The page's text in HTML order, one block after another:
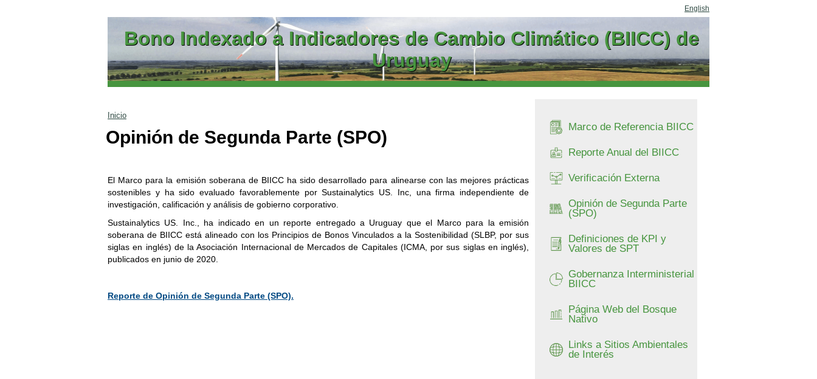
English
Bono Indexado a Indicadores de Cambio Climático (BIICC) de
Uruguay
Inicio
Opinión de Segunda Parte (SPO)
El Marco para la emisión soberana de BIICC ha sido desarrollado para alinearse con las mejores prácticas
sostenibles y ha sido evaluado favorablemente por Sustainalytics US. Inc, una firma independiente de
investigación, calificación y análisis de gobierno corporativo.
Sustainalytics US. Inc., ha indicado en un reporte entregado a Uruguay que el Marco para la emisión
soberana de BIICC está alineado con los Principios de Bonos Vinculados a la Sostenibilidad (SLBP, por sus
siglas en inglés) de la Asociación Internacional de Mercados de Capitales (ICMA, por sus siglas en inglés),
publicados en junio de 2020.
Reporte de Opinión de Segunda Parte (SPO).
Marco de Referencia BIICC
Reporte Anual del BIICC
Verificación Externa
Opinión de Segunda Parte
(SPO)
Definiciones de KPI y
Valores de SPT
Gobernanza Interministerial
BIICC
Página Web del Bosque
Nativo
Links a Sitios Ambientales
de Interés